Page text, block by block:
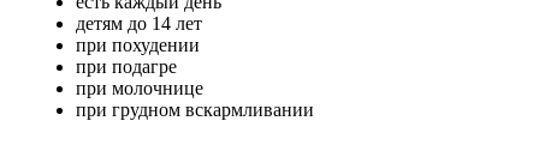
детям до 14 лет
при похудении
при подагре
при молочнице
при грудном вскармливании